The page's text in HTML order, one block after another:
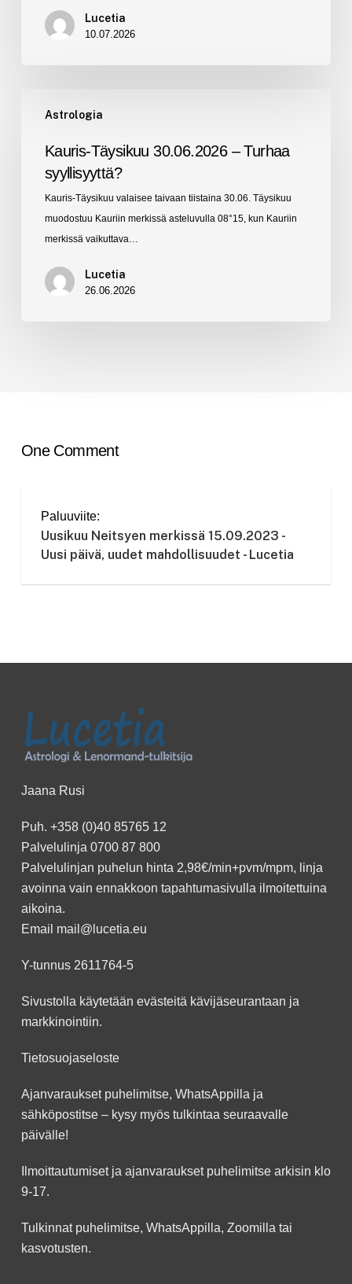
Lucetia
10.07.2026
Astrologia
Täysikuu
Turhaa
syyllisyyttä?
Kauris-Täysikuu 30.06.2026 – Turhaa
syyllisyyttä?
Kauris-Täysikuu valaisee taivaan tiistaina 30.06. Täysikuu
muodostuu Kauriin merkissä asteluvulla 08°15, kun Kauriin
merkissä vaikuttava…
Lucetia
26.06.2026
One Comment
Paluuviite:
Uusikuu Neitsyen merkissä 15.09.2023 -
Uusi päivä, uudet mahdollisuudet - Lucetia
Jaana Rusi
Puh. +358 (0)40 85765 12
Palvelulinja 0700 87 800
Palvelulinjan puhelun hinta 2,98€/min+pvm/mpm, linja
avoinna vain ennakkoon tapahtumasivulla ilmoitettuina
aikoina.
Email mail@lucetia.eu
Y-tunnus 2611764-5
Sivustolla käytetään evästeitä kävijäseurantaan ja
markkinointiin.
Tietosuojaseloste
Ajanvaraukset puhelimitse, WhatsAppilla ja
sähköpostitse – kysy myös tulkintaa seuraavalle
päivälle!
Ilmoittautumiset ja ajanvaraukset puhelimitse arkisin klo
9-17.
Tulkinnat puhelimitse, WhatsAppilla, Zoomilla tai
kasvotusten.